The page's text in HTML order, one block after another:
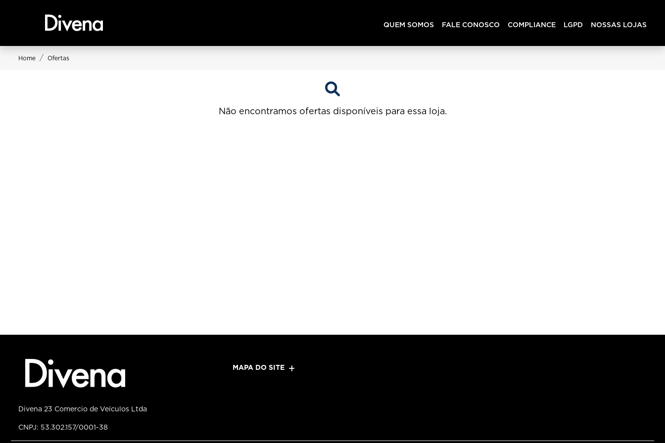
QUEM SOMOS FALE CONOSCO COMPLIANCE LGPD NOSSAS LOJAS
Home Ofertas
Não encontramos ofertas disponíveis para essa loja.
MAPA DO SITE
Divena 23 Comercio de Veículos Ltda
CNPJ: 53.302.157/0001-38